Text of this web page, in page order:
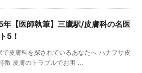
【医師執筆】三鷹駅/皮膚科の名医
5！
で皮膚科を探されているあなたへ ハナフサ皮
徴 皮膚のトラブルでお困 ...